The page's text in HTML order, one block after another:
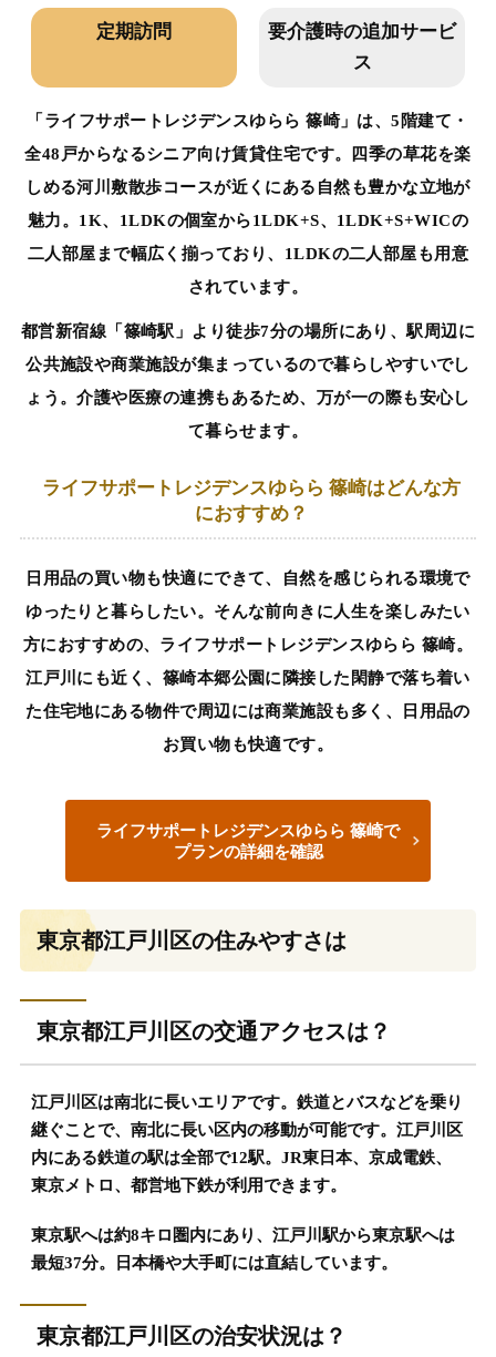
定期訪問
要介護時の追加サービ
ス
「ライフサポートレジデンスゆらら 篠崎」は、5階建て・
全48戸からなるシニア向け賃貸住宅です。四季の草花を楽
しめる河川敷散歩コースが近くにある自然も豊かな立地が
魅力。1K、1LDKの個室から1LDK+S、1LDK+S+WICの
二人部屋まで幅広く揃っており、1LDKの二人部屋も用意
されています。
都営新宿線「篠崎駅」より徒歩7分の場所にあり、駅周辺に
公共施設や商業施設が集まっているので暮らしやすいでし
ょう。介護や医療の連携もあるため、万が一の際も安心し
て暮らせます。
ライフサポートレジデンスゆらら 篠崎はどんな方
におすすめ？
日用品の買い物も快適にできて、自然を感じられる環境で
ゆったりと暮らしたい。そんな前向きに人生を楽しみたい
方におすすめの、ライフサポートレジデンスゆらら 篠崎。
江戸川にも近く、篠崎本郷公園に隣接した閑静で落ち着い
た住宅地にある物件で周辺には商業施設も多く、日用品の
お買い物も快適です。
ライフサポートレジデンスゆらら 篠崎で
プランの詳細を確認
東京都江戸川区の住みやすさは
東京都江戸川区の交通アクセスは？
江戸川区は南北に長いエリアです。鉄道とバスなどを乗り
継ぐことで、南北に長い区内の移動が可能です。江戸川区
内にある鉄道の駅は全部で12駅。JR東日本、京成電鉄、
東京メトロ、都営地下鉄が利用できます。
東京駅へは約8キロ圏内にあり、江戸川駅から東京駅へは
最短37分。日本橋や大手町には直結しています。
東京都江戸川区の治安状況は？